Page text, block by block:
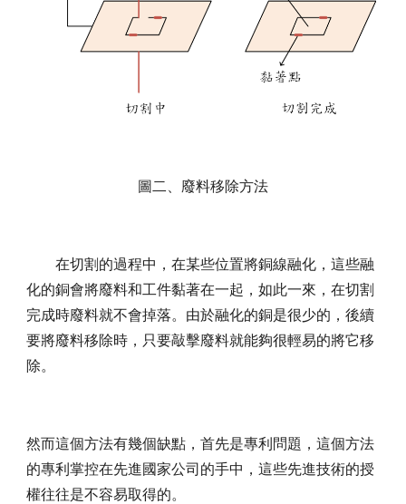
圖二、廢料移除方法
在切割的過程中，在某些位置將銅線融化，這些融
化的銅會將廢料和工件黏著在一起，如此一來，在切割
完成時廢料就不會掉落。由於融化的銅是很少的，後續
要將廢料移除時，只要敲擊廢料就能夠很輕易的將它移
除。
然而這個方法有幾個缺點，首先是專利問題，這個方法
的專利掌控在先進國家公司的手中，這些先進技術的授
權往往是不容易取得的。